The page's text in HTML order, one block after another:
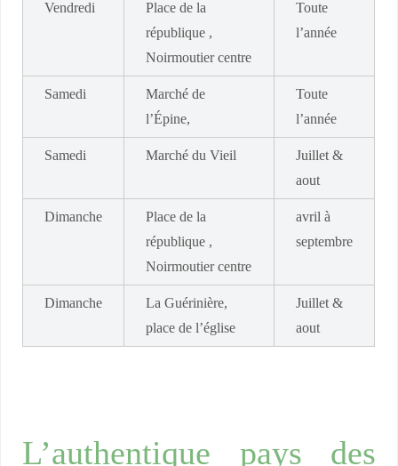
Vendredi
Place de la
république ,
Noirmoutier centre
Toute
l’année
Samedi
Marché de
l’Épine,
Toute
l’année
Samedi Marché du Vieil
Juillet &
aout
Dimanche
Place de la
république ,
Noirmoutier centre
avril à
septembre
Dimanche
La Guérinière,
place de l’église
Juillet &
aout
L’authentique pays des